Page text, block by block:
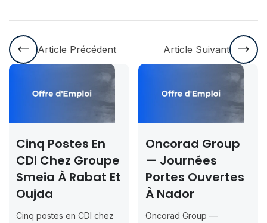
Article Précédent Article Suivant
Cinq Postes En
CDI Chez Groupe
Smeia À Rabat Et
Oujda
Cinq postes en CDI chez
Oncorad Group
— Journées
Portes Ouvertes
À Nador
Oncorad Group —